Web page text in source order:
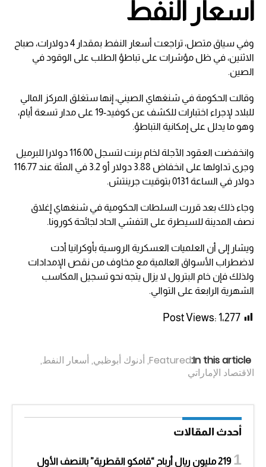
أسعار النفط
وفي سياق متصل، تراجعت أسعار النفط بمقدار 4 دولارات، صباح
الاثنين، في ظل مؤشرات على تباطؤ الطلب على الوقود في
الصين.
وقالت الحكومة في شنغهاي الصيني، إنها ستغلق المركز المالي
للبلاد لإجراء اختبارات للكشف عن كوفيد-19 على مدار تسعة أيام،
وهو ما يدلل على إمكانية التباطؤ.
وانخفضت العقود الآجلة لخام برنت لتسجل 116.00 دولارا للبرميل
وجرى تداولها على انخفاض 3.88 دولار أو 3.2 في المئة عند 116.77
دولار في الساعة 0131 بتوقيت جرينتش.
وجاء ذلك بعد قررت السلطات الحكومية في شنغهاي إغلاق
نصف المدينة للسيطرة على التفشي الحاد لجائحة كورونا.
ويشار إلى أن العلميات العسكرية الروسية بأوكرانيا أدت
لاضطراب الأسواق العالمية مع مخاوف من نقص الإمدادات
ولذلك فإن خام البترول لا يزال يتجه نحو تسجيل المكاسب
الشهرية الرابعة على التوالي.
Post Views: 1٬277
In this article:
Featured
,أدنوك أبوظبي,أسعار النفط,
الاقتصاد الإماراتي
أحدث المقالات
219 مليون ريال أرباح “قامكو القطرية” بالنصف الأول